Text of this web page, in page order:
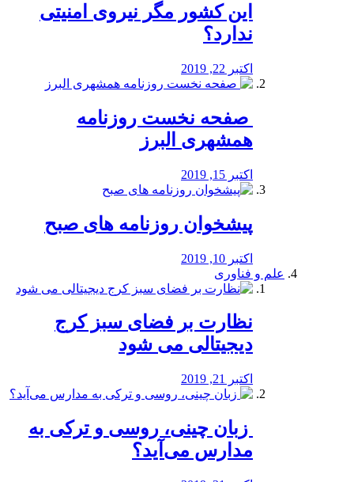
این کشور مگر نیروی امنیتی
ندارد؟
اکتبر 22, 2019
️ صفحه نخست روزنامه‌
همشهری البرز
اکتبر 15, 2019
پیشخوان روزنامه های صبح
اکتبر 10, 2019
علم و فناوری
نظارت بر فضای سبز کرج
دیجیتالی می شود
اکتبر 21, 2019
️ زبان چینی، روسی و ترکی به
مدارس می‌آید؟